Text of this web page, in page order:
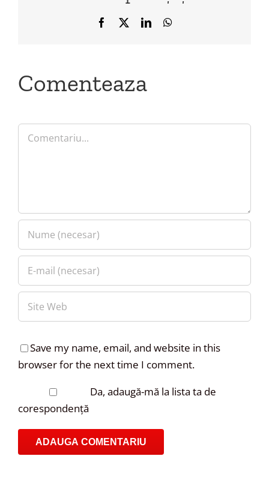
Facebook LinkedInWhatsApp
Comenteaza
Comment
Save my name, email, and website in this
browser for the next time I comment.
Da, adaugă-mă la lista ta de
corespondență